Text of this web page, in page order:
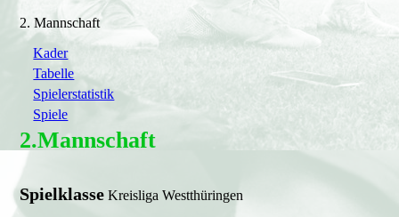
2. Mannschaft
Kader
Tabelle
Spielerstatistik
Spiele
2.Mannschaft
Spielklasse Kreisliga Westthüringen